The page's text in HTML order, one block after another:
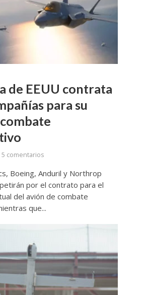
de EEUU contrata
para su
5 comentarios
Boeing, Anduril y Northrop
por el contrato para el
del avión de combate
que...